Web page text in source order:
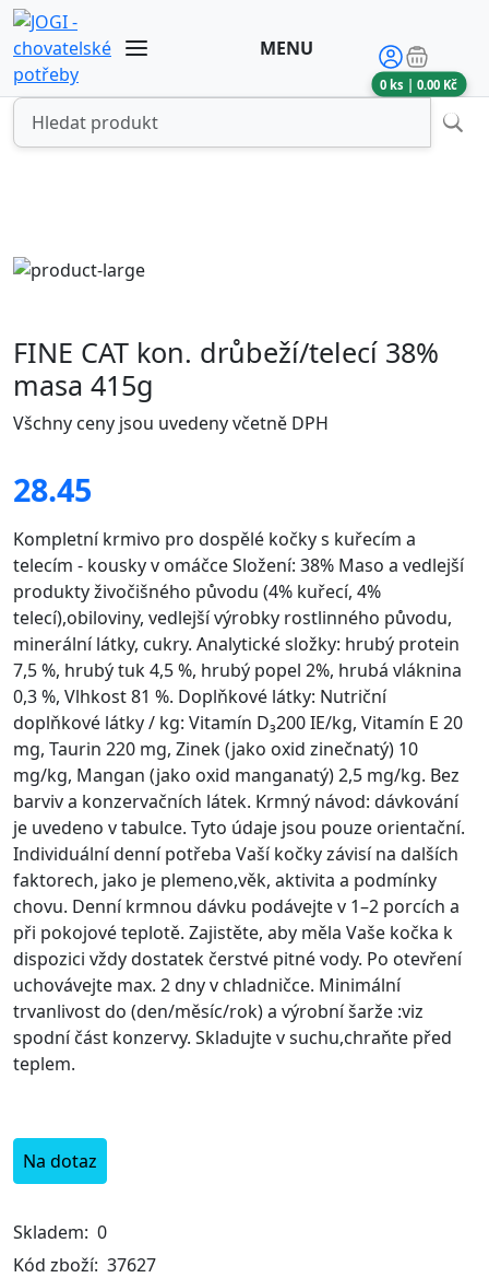
MENU
0 ks |0.00 Kč
FINE CAT kon. drůbeží/telecí 38%
masa 415g
Všchny ceny jsou uvedeny včetně DPH
28.45
Kompletní krmivo pro dospělé kočky s kuřecím a
telecím - kousky v omáčce Složení: 38% Maso a vedlejší
produkty živočišného původu (4% kuřecí, 4%
telecí),obiloviny, vedlejší výrobky rostlinného původu,
minerální látky, cukry. Analytické složky: hrubý protein
7,5 %, hrubý tuk 4,5 %, hrubý popel 2%, hrubá vláknina
0,3 %, Vlhkost 81 %. Doplňkové látky: Nutriční
doplňkové látky / kg: Vitamín D₃200 IE/kg, Vitamín E 20
mg, Taurin 220 mg, Zinek (jako oxid zinečnatý) 10
mg/kg, Mangan (jako oxid manganatý) 2,5 mg/kg. Bez
barviv a konzervačních látek. Krmný návod: dávkování
je uvedeno v tabulce. Tyto údaje jsou pouze orientační.
Individuální denní potřeba Vaší kočky závisí na dalších
faktorech, jako je plemeno,věk, aktivita a podmínky
chovu. Denní krmnou dávku podávejte v 1–2 porcích a
při pokojové teplotě. Zajistěte, aby měla Vaše kočka k
dispozici vždy dostatek čerstvé pitné vody. Po otevření
uchovávejte max. 2 dny v chladničce. Minimální
trvanlivost do (den/měsíc/rok) a výrobní šarže :viz
spodní část konzervy. Skladujte v suchu,chraňte před
teplem.
Na dotaz
Skladem: 0
Kód zboží: 37627